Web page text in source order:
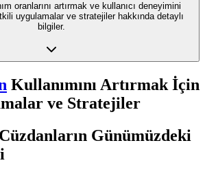
oranlarını artırmak ve kullanıcı deneyimini
uygulamalar ve stratejiler hakkında detaylı
bilgiler.
Kullanımını Artırmak İçin
ve Stratejiler
Günümüzdeki